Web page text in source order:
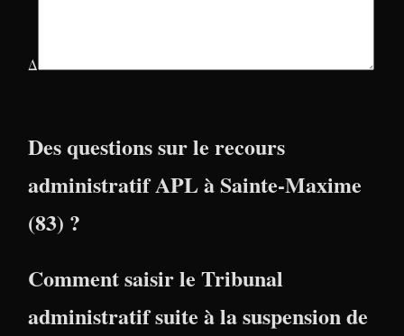
Δ
Des questions sur le recours
administratif APL à Sainte-Maxime
(83) ?
Comment saisir le Tribunal
administratif suite à la suspension de